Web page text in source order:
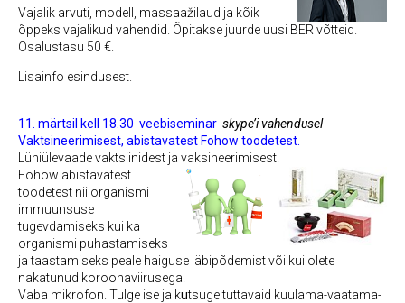
Vajalik arvuti, modell, massaažilaud ja kõik
õppeks vajalikud vahendid. Õpitakse juurde uusi BER võtteid.
Osalustasu 50 €.
Lisainfo esindusest.
11. märtsil kell 18.30 veebiseminar skype’i vahendusel
Vaktsineerimisest, abistavatest Fohow toodetest.
Lühiülevaade vaktsiinidest ja vaksineerimisest.
Fohow abistavatest
toodetest nii organismi
immuunsuse
tugevdamiseks kui ka
organismi puhastamiseks
ja taastamiseks peale haiguse läbipõdemist või kui olete
nakatunud koroonaviirusega.
Vaba mikrofon. Tulge ise ja kutsuge tuttavaid kuulama-vaatama-